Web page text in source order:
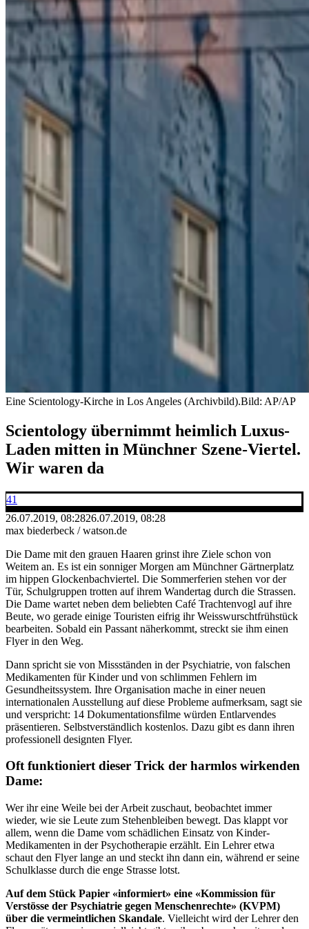
Eine Scientology-Kirche in Los Angeles (Archivbild).Bild: AP/AP
Scientology übernimmt heimlich Luxus-
Laden mitten in Münchner Szene-Viertel.
Wir waren da
41
26.07.2019, 08:2826.07.2019, 08:28
max biederbeck / watson.de
Die Dame mit den grauen Haaren grinst ihre Ziele schon von
Weitem an. Es ist ein sonniger Morgen am Münchner Gärtnerplatz
im hippen Glockenbachviertel. Die Sommerferien stehen vor der
Tür, Schulgruppen trotten auf ihrem Wandertag durch die Strassen.
Die Dame wartet neben dem beliebten Café Trachtenvogl auf ihre
Beute, wo gerade einige Touristen eifrig ihr Weisswurschtfrühstück
bearbeiten. Sobald ein Passant näherkommt, streckt sie ihm einen
Flyer in den Weg.
Dann spricht sie von Missständen in der Psychiatrie, von falschen
Medikamenten für Kinder und von schlimmen Fehlern im
Gesundheitssystem. Ihre Organisation mache in einer neuen
internationalen Ausstellung auf diese Probleme aufmerksam, sagt sie
und verspricht: 14 Dokumentationsfilme würden Entlarvendes
präsentieren. Selbstverständlich kostenlos. Dazu gibt es dann ihren
professionell designten Flyer.
Oft funktioniert dieser Trick der harmlos wirkenden
Dame:
Wer ihr eine Weile bei der Arbeit zuschaut, beobachtet immer
wieder, wie sie Leute zum Stehenbleiben bewegt. Das klappt vor
allem, wenn die Dame vom schädlichen Einsatz von Kinder-
Medikamenten in der Psychotherapie erzählt. Ein Lehrer etwa
schaut den Flyer lange an und steckt ihn dann ein, während er seine
Schulklasse durch die enge Strasse lotst.
Auf dem Stück Papier «informiert» eine «Kommission für
Verstösse der Psychiatrie gegen Menschenrechte» (KVPM)
über die vermeintlichen Skandale. Vielleicht wird der Lehrer den